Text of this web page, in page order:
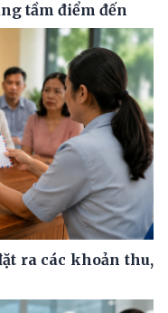
tầm điểm đến
ra các khoản thu,